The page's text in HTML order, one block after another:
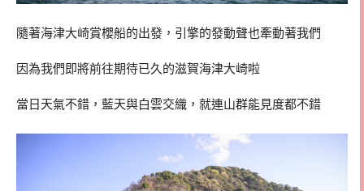
隨著海津大崎賞櫻船的出發，引擎的發動聲也牽動著我們
因為我們即將前往期待已久的滋賀海津大崎啦
當日天氣不錯，藍天與白雲交織，就連山群能見度都不錯